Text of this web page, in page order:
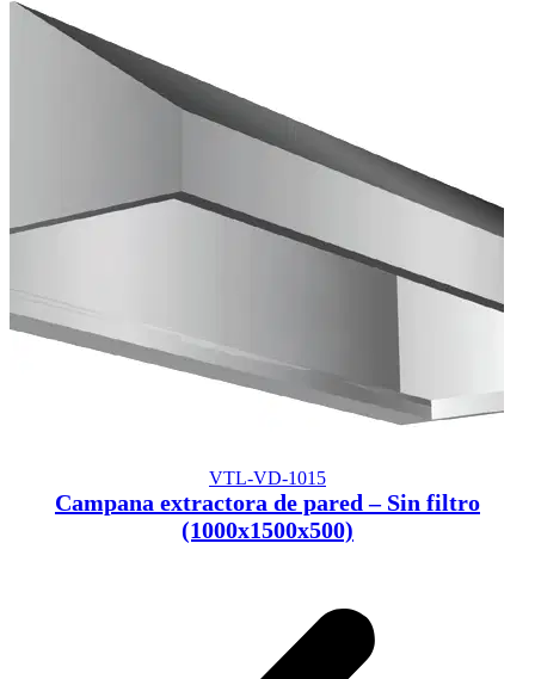
VTL-VD-1015
Campana extractora de pared – Sin filtro
(1000x1500x500)